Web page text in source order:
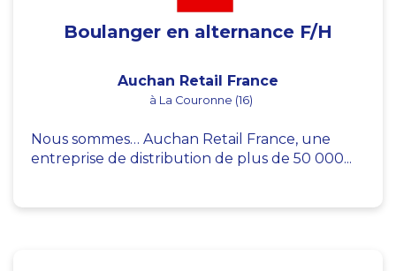
Boulanger en alternance F/H
Auchan Retail France
à La Couronne (16)
Nous sommes… Auchan Retail France, une
entreprise de distribution de plus de 50 000...